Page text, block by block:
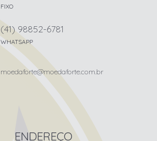
FIXO
(41) 98852-6781
WHATSAPP
moedaforte@moedaforte.com.br
ENDEREÇO